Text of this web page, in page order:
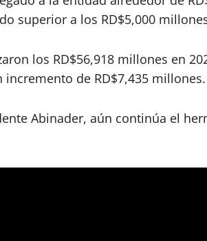
superior a los RD$5,000
los RD$56,918 millones en
de RD$7,435 millones.
Abinader, aún continúa el